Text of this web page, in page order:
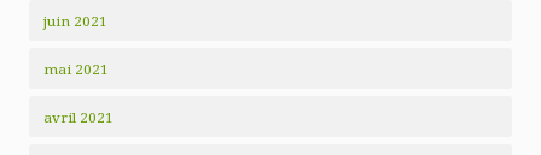
juin 2021
mai 2021
avril 2021